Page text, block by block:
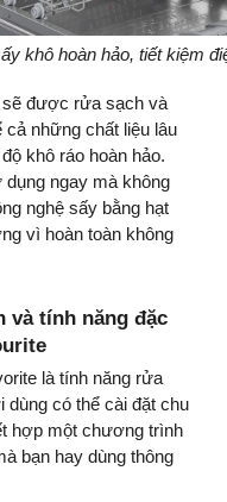
khô hoàn hảo, tiết kiệm
sẽ được rửa sạch và
cả những chất liệu lâu
khô ráo hoàn hảo.
ngay mà không
nghệ sấy bằng hạt
vì hoàn toàn không
tính năng đặc
là tính năng rửa
dùng có thể cài đặt chu
hợp một chương trình
bạn hay dùng thông